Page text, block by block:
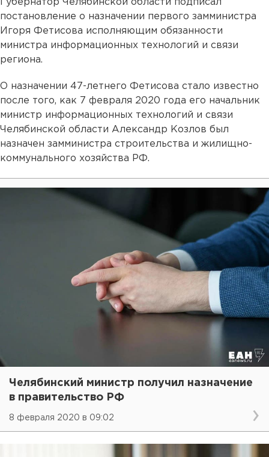
Губернатор Челябинской области подписал
постановление о назначении первого замминистра
Игоря Фетисова исполняющим обязанности
министра информационных технологий и связи
региона.
О назначении 47-летнего Фетисова стало известно
после того, как 7 февраля 2020 года его начальник
министр информационных технологий и связи
Челябинской области Александр Козлов был
назначен замминистра строительства и жилищно-
коммунального хозяйства РФ.
Челябинский министр получил назначение
в правительство РФ
8 февраля 2020 в 09:02